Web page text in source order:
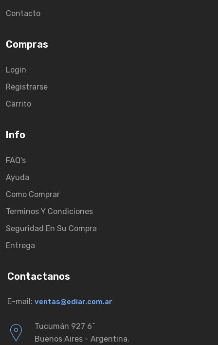
Contacto
Compras
Login
Registrarse
Carrito
Info
FAQ's
Ayuda
Como Comprar
Terminos Y Condiciones
Seguridad En Su Compra
Entrega
Contactanos
E-mail: ventas@ediar.com.ar
Tucumán 927 6ˆ
Buenos Aires - Argentina.